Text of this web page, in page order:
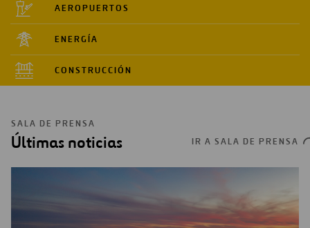
AEROPUERTOS
ENERGÍA
CONSTRUCCIÓN
SALA DE PRENSA
Últimas noticias IR A SALA DE PRENSA